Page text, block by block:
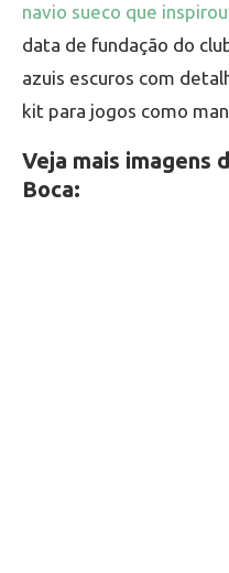
navio sueco que
data de fundação do
azuis escuros com
kit para jogos como
Veja mais imagens
Boca: